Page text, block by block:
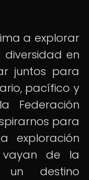
a explorar
en
juntos para
pacífico y
Federación
para
exploración
vayan de la
un destino